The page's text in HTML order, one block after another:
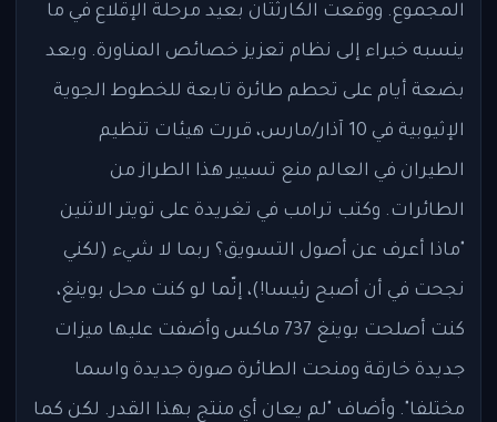
المجموع. ووقعت الكارثتان بعيد مرحلة الإقلاع في ما
ينسبه خبراء إلى نظام تعزيز خصائص المناورة. وبعد
بضعة أيام على تحطم طائرة تابعة للخطوط الجوية
الإثيوبية في 10 آذار/مارس، قررت هيئات تنظيم
الطيران في العالم منع تسيير هذا الطراز من
الطائرات. وكتب ترامب في تغريدة على تويتر الاثنين
"ماذا أعرف عن أصول التسويق؟ ربما لا شيء (لكني
نجحت في أن أصبح رئيسا!)، إنّما لو كنت محل بوينغ،
كنت أصلحت بوينغ 737 ماكس وأضفت عليها ميزات
جديدة خارقة ومنحت الطائرة صورة جديدة واسما
مختلفا". وأضاف "لم يعان أي منتج بهذا القدر. لكن كما